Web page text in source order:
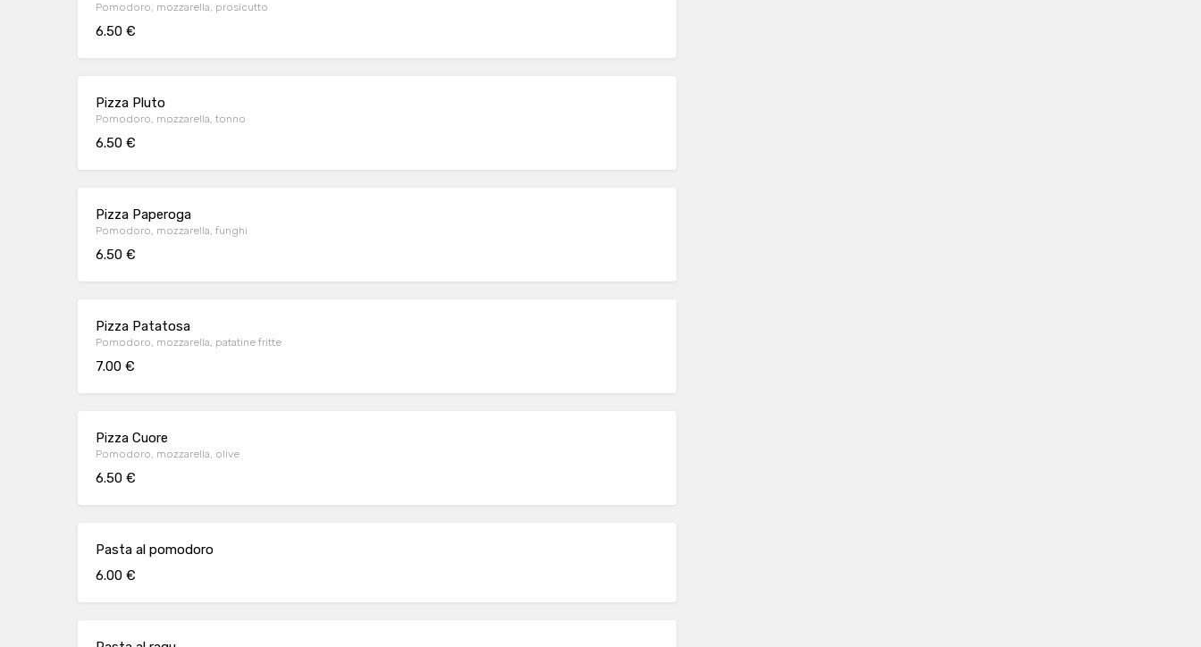
Pomodoro, mozzarella, prosicutto
6.50 €
Pizza Pluto
Pomodoro, mozzarella, tonno
6.50 €
Pizza Paperoga
Pomodoro, mozzarella, funghi
6.50 €
Pizza Patatosa
Pomodoro, mozzarella, patatine fritte
7.00 €
Pizza Cuore
Pomodoro, mozzarella, olive
6.50 €
Pasta al pomodoro
6.00 €